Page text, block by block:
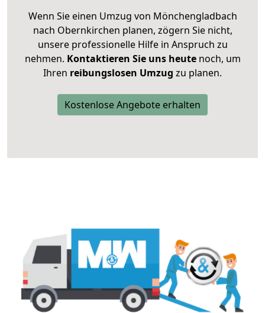
Wenn Sie einen Umzug von Mönchengladbach
nach Obernkirchen planen, zögern Sie nicht,
unsere professionelle Hilfe in Anspruch zu
nehmen. Kontaktieren Sie uns heutenoch, um
Ihren reibungslosen Umzug zu planen.
Kostenlose Angebote erhalten